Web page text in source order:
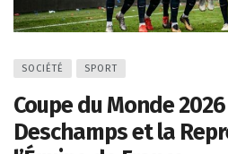
SOCIÉTÉ SPORT
Coupe du Monde
Deschamps et la